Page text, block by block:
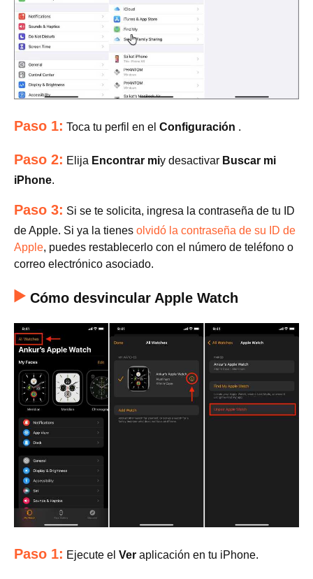
Paso 1: Toca tu perfil en el Configuración .
Paso 2: Elija Encontrar miy desactivar Buscar mi
iPhone.
Paso 3: Si se te solicita, ingresa la contraseña de tu ID
de Apple. Si ya la tienes olvidó la contraseña de su ID de
Apple, puedes restablecerlo con el número de teléfono o
correo electrónico asociado.
Cómo desvincular Apple Watch
Paso 1: Ejecute el Ver aplicación en tu iPhone.